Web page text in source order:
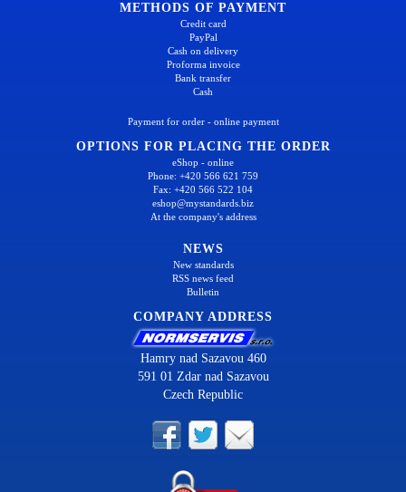
METHODS OF PAYMENT
Credit card
PayPal
Cash on delivery
Proforma invoice
Bank transfer
Cash
Payment for order - online payment
OPTIONS FOR PLACING THE ORDER
eShop - online
Phone: +420 566 621 759
Fax: +420 566 522 104
eshop@mystandards.biz
At the company's address
NEWS
New standards
RSS news feed
Bulletin
COMPANY ADDRESS
Hamry nad Sazavou 460
591 01 Zdar nad Sazavou
Czech Republic